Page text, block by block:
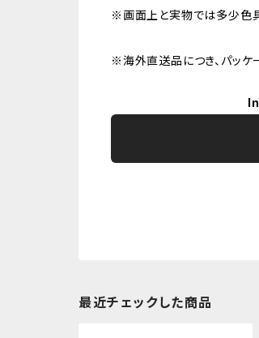
※画面上と実物では多少色具
※海外直送品につき、パッケ
最近チェックした商品